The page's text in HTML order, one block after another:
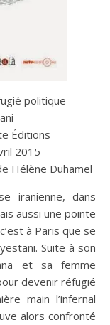
politique
Éditions
2015
Hélène Duhamel
iranienne, dans
aussi une pointe
à Paris que se
Suite à son
et sa femme
devenir réfugié
main l’infernal
alors confronté